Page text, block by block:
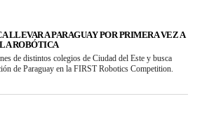
LLEVAR A PARAGUAY POR PRIMERA VEZ A
ROBÓTICA
de distintos colegios de Ciudad del Este y busca
de Paraguay en la FIRST Robotics Competition.